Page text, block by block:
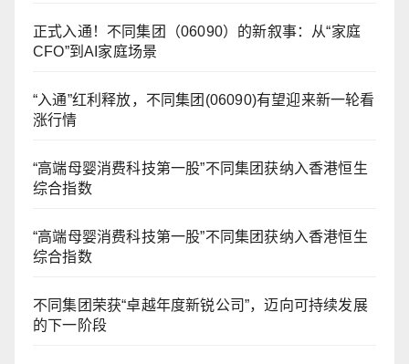
正式入通！不同集团（06090）的新叙事：从“家庭
CFO”到AI家庭场景
“入通”红利释放，不同集团(06090)有望迎来新一轮看
涨行情
“高端母婴消费科技第一股”不同集团获纳入香港恒生
综合指数
“高端母婴消费科技第一股”不同集团获纳入香港恒生
综合指数
不同集团荣获“卓越年度新锐公司”，迈向可持续发展
的下一阶段